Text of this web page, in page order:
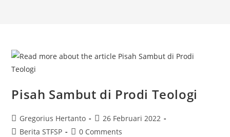
Pisah Sambut di Prodi Teologi
Post
author:
Gregorius Hertanto
Post
published:
26 Februari 2022
PostBerita STFSP
Post0 Comments